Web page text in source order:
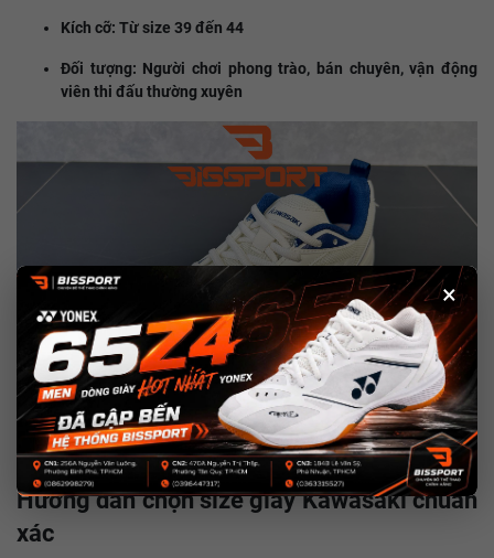
×
Kích cỡ: Từ size 39 đến 44
Đối tượng: Người chơi phong trào, bán chuyên, vận động
viên thi đấu thường xuyên
Hướng dẫn chọn size giày Kawasaki chuẩn
xác